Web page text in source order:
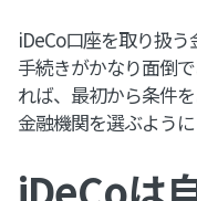
iDeCo口座を取り扱う
手続きがかなり面倒
れば、最初から条件
金融機関を選ぶように
iDeCoは